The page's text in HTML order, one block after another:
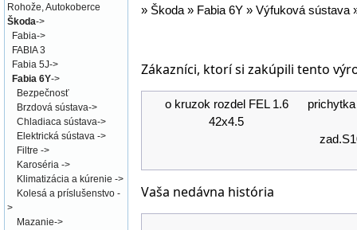
» Škoda» Fabia 6Y» Výfuková sústava
Zákazníci, ktorí si zakúpili tento
o kruzok rozdel FEL 1.6
42x4.5
Vaša nedávna história
Rohože, Autokoberce
Škoda->
Fabia->
FABIA 3
Fabia 5J->
Fabia 6Y->
Bezpečnosť
Brzdová sústava->
Chladiaca sústava->
Elektrická sústava ->
Filtre ->
Karoséria ->
Klimatizácia a kúrenie ->
Kolesá a príslušenstvo -
>
Mazanie->